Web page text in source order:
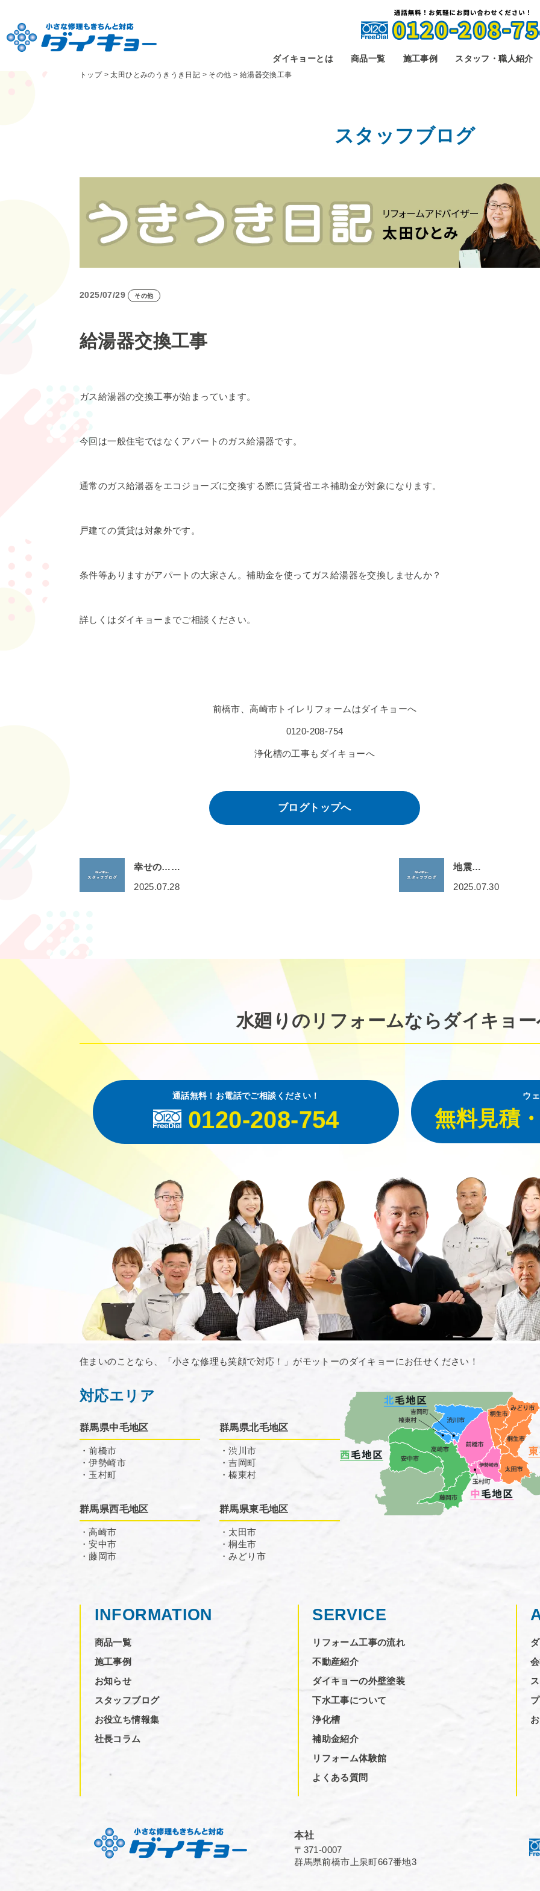
ダイキョーとは 商品一覧 施工事例 スタッフ・職人紹介
トップ>太田ひとみのうきうき日記 > その他 > 給湯器交換工事
スタッフブログ
2025/07/29 その他
給湯器交換工事
ガス給湯器の交換工事が始まっています。
今回は一般住宅ではなくアパートのガス給湯器です。
通常のガス給湯器をエコジョーズに交換する際に賃貸省エネ補助金が対象になります。
戸建ての賃貸は対象外です。
条件等ありますがアパートの大家さん。補助金を使ってガス給湯器を交換しませんか？
詳しくはダイキョーまでご相談ください。
前橋市、高崎市トイレリフォームはダイキョーへ
0120-208-754
浄化槽の工事もダイキョーへ
ブログトップへ
幸せの……
2025.07.28
地震…
2025.07.30
水廻りのリフォームならダイキョ
通話無料！お電話でご相談ください！
0120-208-754
ウ
無料見積
住まいのことなら、「小さな修理も笑顔で対応！」がモットーのダイキョーにお任せください！
対応エリア
群馬県中毛地区
・前橋市
・伊勢崎市
・玉村町
群馬県北毛地区
・渋川市
・吉岡町
・榛東村
群馬県西毛地区
・高崎市
・安中市
・藤岡市
群馬県東毛地区
・太田市
・桐生市
・みどり市
INFORMATION
商品一覧
施工事例
お知らせ
スタッフブログ
お役立ち情報集
社長コラム
SERVICE
リフォーム工事の流れ
不動産紹介
ダイキョーの外壁塗装
下水工事について
浄化槽
補助金紹介
リフォーム体験館
よくある質問
本社
〒371-0007
群馬県前橋市上泉町667番地3